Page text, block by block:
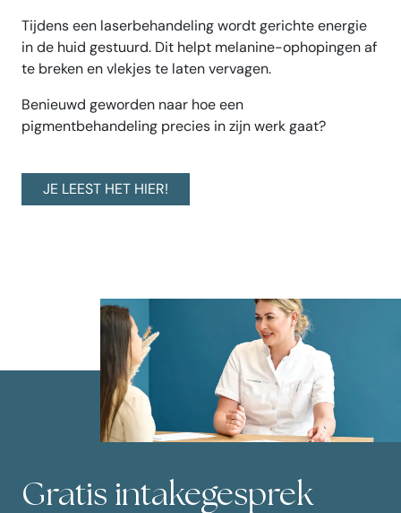
Tijdens een laserbehandeling wordt gerichte energie
in de huid gestuurd. Dit helpt melanine-ophopingen af
te breken en vlekjes te laten vervagen.
Benieuwd geworden naar hoe een
pigmentbehandeling precies in zijn werk gaat?
JE LEEST HET HIER!
Gratis intakegesprek